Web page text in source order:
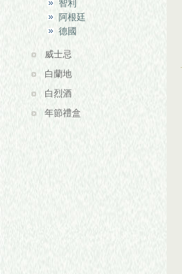
智利
阿根廷
德國
威士忌
白蘭地
白烈酒
年節禮盒